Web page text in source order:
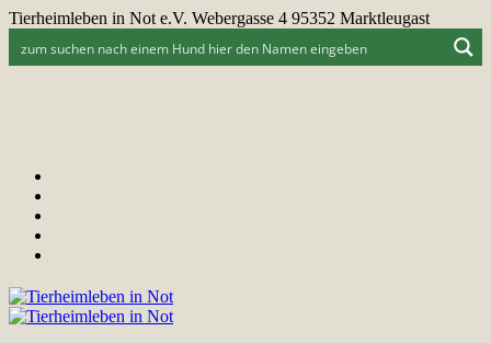
Tierheimleben in Not e.V. Webergasse 4 95352 Marktleugast